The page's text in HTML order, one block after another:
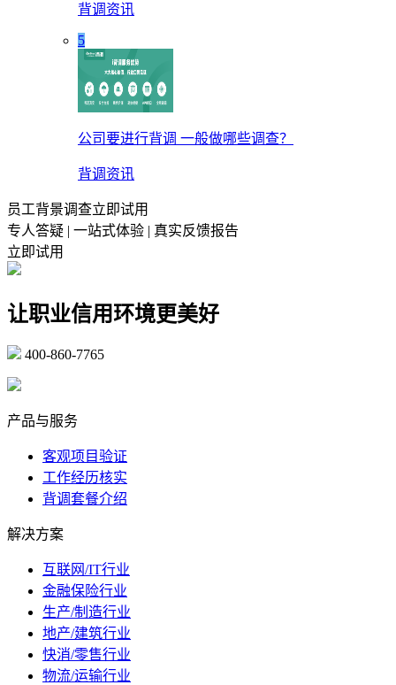
背调资讯
5
公司要进行背调 一般做哪些调查？
背调资讯
员工背景调查立即试用
专人答疑 | 一站式体验 | 真实反馈报告
立即试用
让职业信用环境更美好
400-860-7765
产品与服务
客观项目验证
工作经历核实
背调套餐介绍
解决方案
互联网/IT行业
金融保险行业
生产/制造行业
地产/建筑行业
快消/零售行业
物流/运输行业